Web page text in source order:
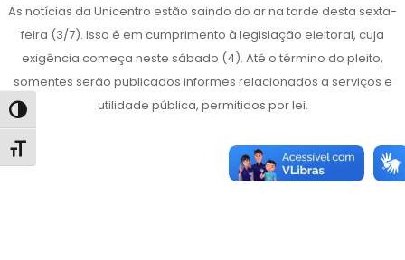
Alternar alto contraste
Alternar tamanho da fonte
As notícias da Unicentro estão saindo do ar na tarde desta sexta-
feira (3/7). Isso é em cumprimento à legislação eleitoral, cuja
exigência começa neste sábado (4). Até o término do pleito,
somentes serão publicados informes relacionados a serviços e
utilidade pública, permitidos por lei.